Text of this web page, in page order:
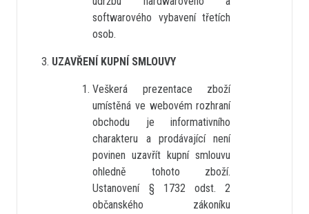
softwarového vybavení třetích
osob.
UZAVŘENÍ KUPNÍ SMLOUVY
Veškerá prezentace zboží
umístěná ve webovém rozhraní
obchodu je informativního
charakteru a prodávající není
povinen uzavřít kupní smlouvu
ohledně tohoto zboží.
Ustanovení § 1732 odst. 2
občanského zákoníku